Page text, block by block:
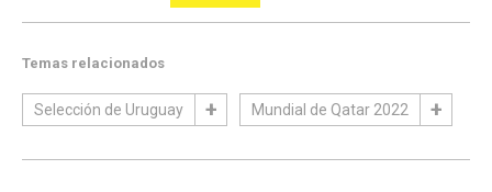
Temas relacionados
Selección de Uruguay Mundial de Qatar 2022